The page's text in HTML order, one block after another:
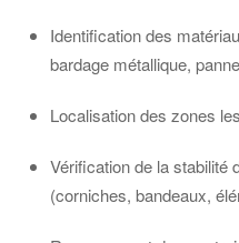
Identification des
bardage métallique,
Localisation des zones
Vérification de la stabilité
(corniches, bandeaux,